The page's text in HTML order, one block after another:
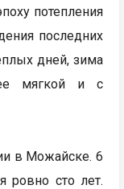
потепления
последних
дней, зима
мягкой и с
в Можайске. 6
ровно сто лет.